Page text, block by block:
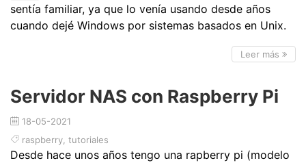
sentía familiar, ya que lo venía usando desde años
cuando dejé Windows por sistemas basados en Unix.
Leer más
Servidor NAS con Raspberry Pi
18-05-2021
raspberry tutoriales
Desde hace unos años tengo una rapberry pi (modelo